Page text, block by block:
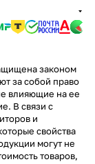
законом
за собой право
влияющие на ее
В связи с
и
свойства
могут не
товаров,